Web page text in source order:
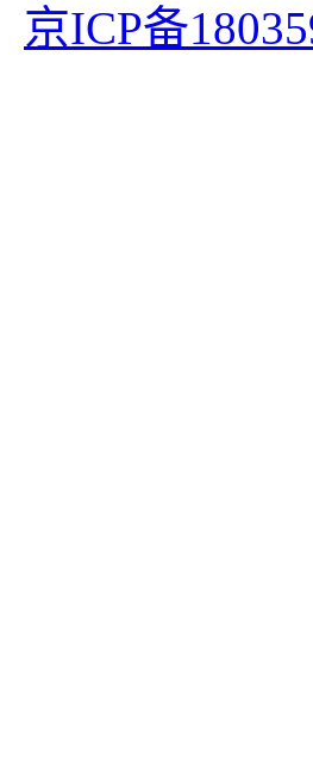
京ICP备